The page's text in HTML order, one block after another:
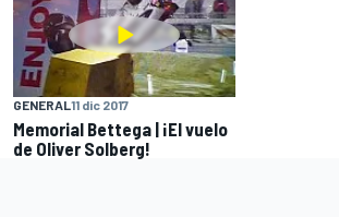
GENERAL 11 dic 2017
Memorial Bettega | ¡El vuelo
de Oliver Solberg!